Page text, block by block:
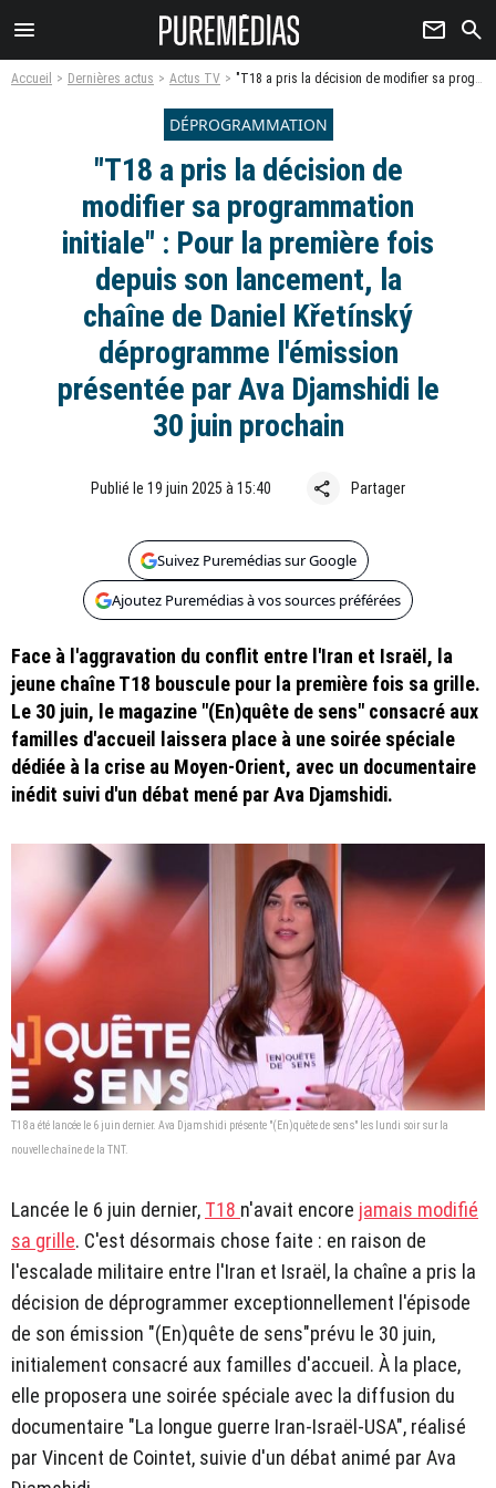
menu newsletter search
Accueil Dernières actus Actus TV "T18 a pris la décision de modifier sa programmation initiale" : Pour la première fois depuis son lancement, la chaîne de Daniel Křetínský déprogramme l'émission présentée par Ava Djamshidi le 30 juin prochain
DÉPROGRAMMATION
"T18 a pris la décision de
modifier sa programmation
initiale" : Pour la première fois
depuis son lancement, la
chaîne de Daniel Křetínský
déprogramme l'émission
présentée par Ava Djamshidi le
30 juin prochain
Publié le 19 juin 2025 à 15:40 share Partager
Suivez Puremédias sur Google
Ajoutez Puremédias à vos sources préférées
Face à l'aggravation du conflit entre l'Iran et Israël, la
jeune chaîne T18 bouscule pour la première fois sa grille.
Le 30 juin, le magazine "(En)quête de sens" consacré aux
familles d'accueil laissera place à une soirée spéciale
dédiée à la crise au Moyen-Orient, avec un documentaire
inédit suivi d'un débat mené par Ava Djamshidi.
T18 a été lancée le 6 juin dernier. Ava Djamshidi présente "(En)quête de sens" les lundi soir sur la
nouvelle chaîne de la TNT.
Lancée le 6 juin dernier, T18 n'avait encore jamais modifié
sa grille. C'est désormais chose faite : en raison de
l'escalade militaire entre l'Iran et Israël, la chaîne a pris la
décision de déprogrammer exceptionnellement l'épisode
de son émission "(En)quête de sens"prévu le 30 juin,
initialement consacré aux familles d'accueil. À la place,
elle proposera une soirée spéciale avec la diffusion du
documentaire "La longue guerre Iran-Israël-USA", réalisé
par Vincent de Cointet, suivie d'un débat animé par Ava